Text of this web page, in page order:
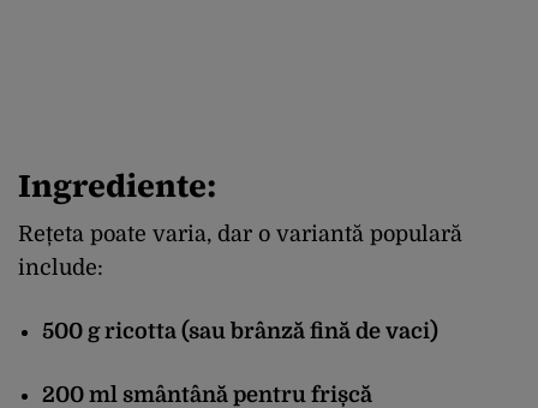
Ingrediente:
Rețeta poate varia, dar o variantă populară
include:
500 g ricotta (sau brânză fină de vaci)
200 ml smântână pentru frișcă